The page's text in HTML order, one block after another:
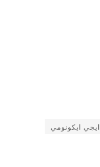
ايجي ايكونومي